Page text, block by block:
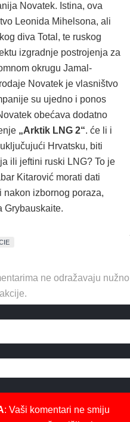
Novatek. Istina, ova
Leonida Mihelsona, ali
diva Total, te ruskog
izgradnje postrojenja za
okrugu Jamal-
Novatek je vlasništvo
su ujedno i ponos
obećava dodatno
„Arktik LNG 2“. će li i
Hrvatsku, biti
ili jeftini ruski LNG? To je
Kitarović morati dati
izbornog poraza,
Grybauskaite.
ne odražavaju nužno
: Vaši komentari ne smiju